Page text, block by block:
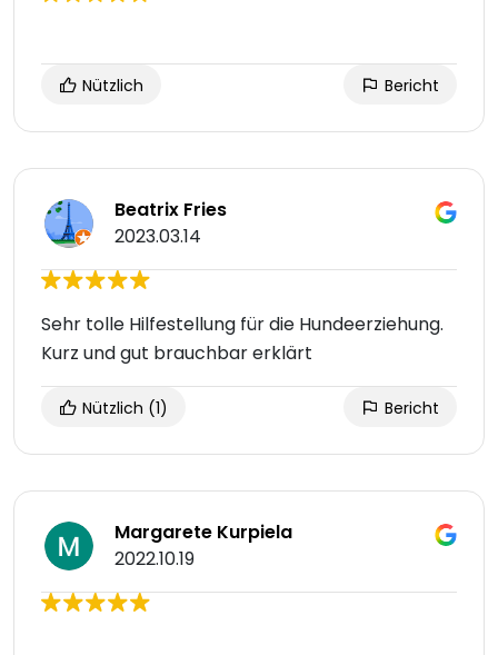
Nützlich Bericht
Beatrix Fries
2023.03.14
Sehr tolle Hilfestellung für die Hundeerziehung.
Kurz und gut brauchbar erklärt
Nützlich (1) Bericht
Margarete Kurpiela
2022.10.19